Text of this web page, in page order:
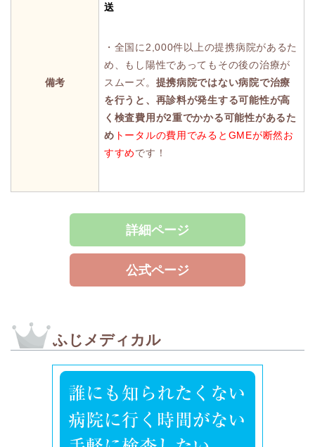
備考
送
・全国に2,000件以上の提携病院があるた
め、もし陽性であってもその後の治療が
スムーズ。 提携病院ではない病院で治療
を行うと、再診料が発生する可能性が高
く検査費用が2重でかかる可能性があるた
め トータルの費用でみるとGMEが断然お
すすめです！
詳細ページ
公式ページ
ふじメディカル